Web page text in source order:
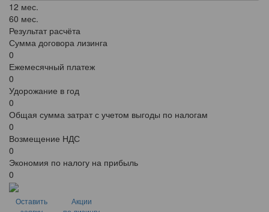
12 мес.
60 мес.
Результат расчёта
Сумма договора лизинга
0
Ежемесячный платеж
0
Удорожание в год
0
Общая сумма затрат с учетом выгоды по налогам
0
Возмещение НДС
0
Экономия по налогу на прибыль
0
Оставить
Акции